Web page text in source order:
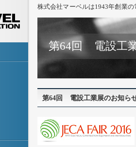
株式会社マーベルは1943年創業
第64回 電設工
第64回 電設工業展のお知ら